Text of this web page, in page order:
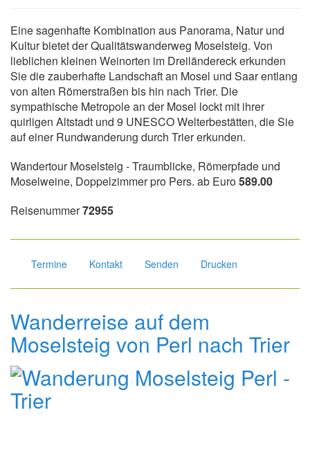
Eine sagenhafte Kombination aus Panorama, Natur und
Kultur bietet der Qualitätswanderweg Moselsteig. Von
lieblichen kleinen Weinorten im Dreiländereck erkunden
Sie die zauberhafte Landschaft an Mosel und Saar entlang
von alten Römerstraßen bis hin nach Trier. Die
sympathische Metropole an der Mosel lockt mit ihrer
quirligen Altstadt und 9 UNESCO Welterbestätten, die Sie
auf einer Rundwanderung durch Trier erkunden.
Wandertour Moselsteig - Traumblicke, Römerpfade und
Moselweine, Doppelzimmer pro Pers. ab Euro589.00
Reisenummer72955
Termine Kontakt Senden Drucken
Wanderreise auf dem
Moselsteig von Perl nach Trier